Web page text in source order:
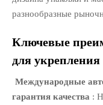
разнообразные
Ключевые
для
Международные
гарантия качества :